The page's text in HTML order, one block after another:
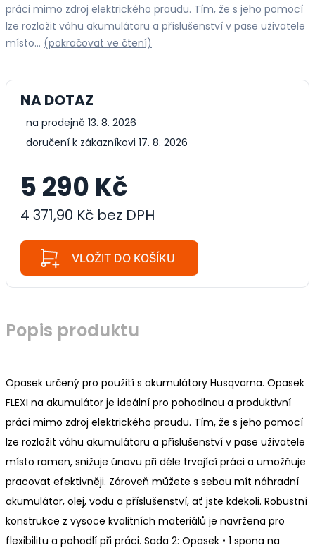
práci mimo zdroj elektrického proudu. Tím, že s jeho pomocí
lze rozložit váhu akumulátoru a příslušenství v pase uživatele
místo… (pokračovat ve čtení)
NA DOTAZ
na prodejně 13. 8. 2026
doručení k zákazníkovi 17. 8. 2026
5 290 Kč
4 371,90 Kč bez DPH
VLOŽIT DO KOŠÍKU
Popis produktu
Opasek určený pro použití s akumulátory Husqvarna. Opasek
FLEXI na akumulátor je ideální pro pohodlnou a produktivní
práci mimo zdroj elektrického proudu. Tím, že s jeho pomocí
lze rozložit váhu akumulátoru a příslušenství v pase uživatele
místo ramen, snižuje únavu při déle trvající práci a umožňuje
pracovat efektivněji. Zároveň můžete s sebou mít náhradní
akumulátor, olej, vodu a příslušenství, ať jste kdekoli. Robustní
konstrukce z vysoce kvalitních materiálů je navržena pro
flexibilitu a pohodlí při práci. Sada 2: Opasek • 1 spona na